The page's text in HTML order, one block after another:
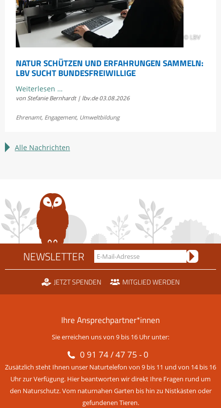
© LBV
NATUR SCHÜTZEN UND ERFAHRUNGEN SAMMELN:
LBV SUCHT BUNDESFREIWILLIGE
Weiterlesen …Natur
schützen
Erfahrungen
LBV
von Stefanie Bernhardt | lbv.de 03.08.2026
Ehrenamt, Engagement, Umweltbildung
Alle Nachrichten
NEWSLETTER
JETZT SPENDEN MITGLIED WERDEN
Ihre Ansprechpartner*innen
Sie erreichen uns von 9 bis 16 Uhr unter:
0 91 74 / 47 75 - 0
Zusätzlich steht Ihnen unser Naturtelefon von 9 bis 11 und von 14 bis 16
Uhr zur Verfügung. Hier beantworten wir direkt Ihre Fragen rund um
den Naturschutz. Vom naturnahen Garten bis hin zu Nistkästen oder
gefundenen Tieren.